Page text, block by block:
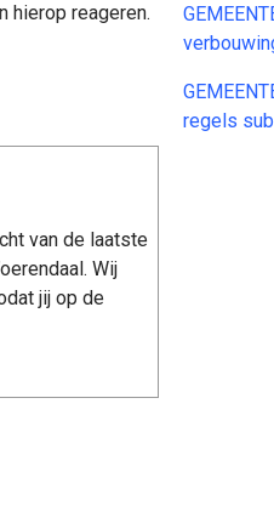
hierop reageren.
van de laatste
Wij
jij op de
regels